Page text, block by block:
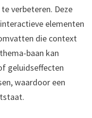
verbeteren. Deze
elementen
die context
baan kan
geluidseffecten
waardoor een